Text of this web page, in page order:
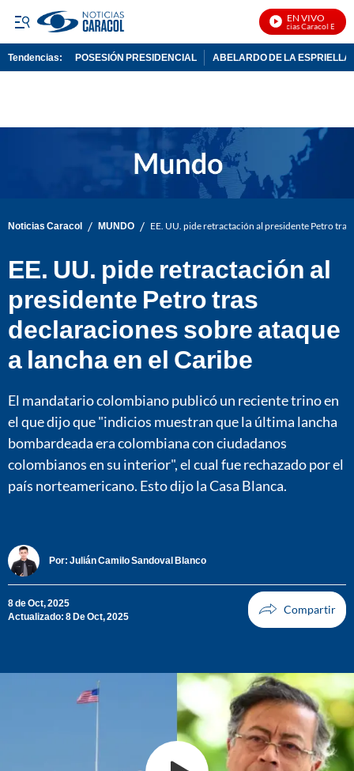
EN VIVO
Noticias Caracol En Vivo
Tendencias: POSESIÓN PRESIDENCIAL ABELARDO DE LA ESPRIELLA
Noticias Caracol / MUNDO / EE. UU. pide retractación al presidente Petro
EE. UU. pide retractación al
presidente Petro tras
declaraciones sobre ataque
a lancha en el Caribe
El mandatario colombiano publicó un reciente trino en
el que dijo que "indicios muestran que la última lancha
bombardeada era colombiana con ciudadanos
colombianos en su interior", el cual fue rechazado por el
país norteamericano. Esto dijo la Casa Blanca.
Por: Julián Camilo Sandoval Blanco
8 de Oct, 2025
Actualizado: 8 De Oct, 2025